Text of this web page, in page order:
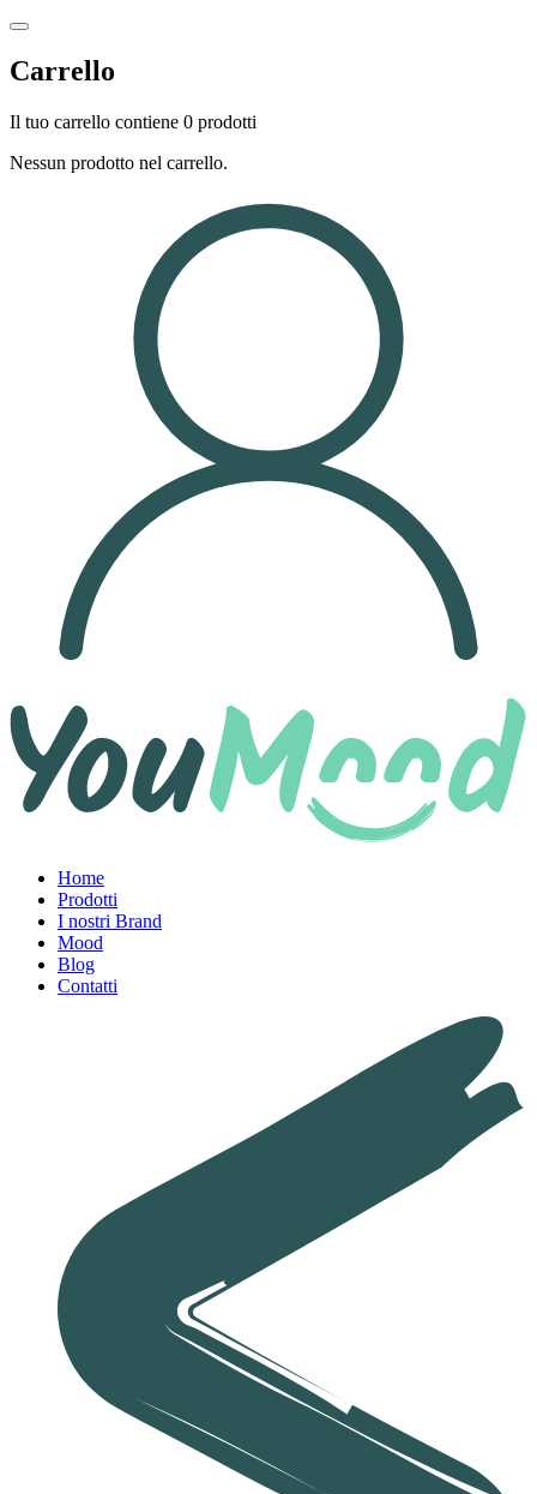
Carrello
Il tuo carrello contiene 0 prodotti
Nessun prodotto nel carrello.
Home
Prodotti
I nostri Brand
Mood
Blog
Contatti